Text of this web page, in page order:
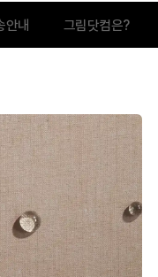
안내 그림닷컴은?